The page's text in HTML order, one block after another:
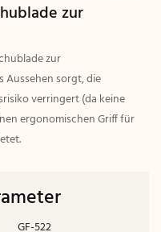
zur
zur
sorgt, die
verringert (da keine
ergonomischen Griff für
GF-522